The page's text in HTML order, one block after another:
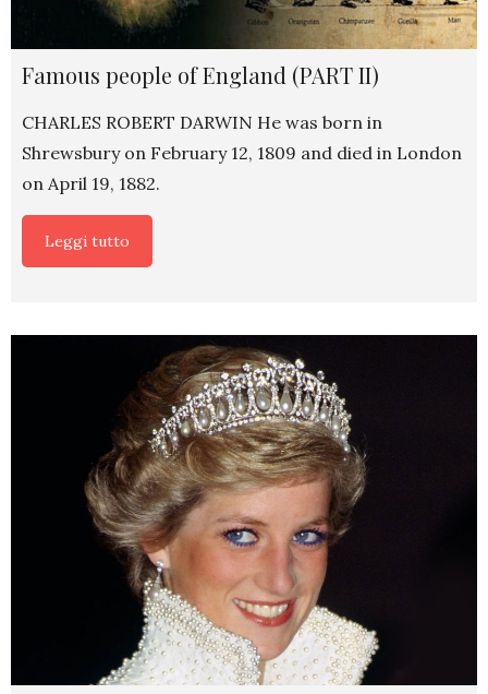
Famous people of England (PART II)
CHARLES ROBERT DARWIN He was born in
Shrewsbury on February 12, 1809 and died in London
on April 19, 1882.
Leggi tutto